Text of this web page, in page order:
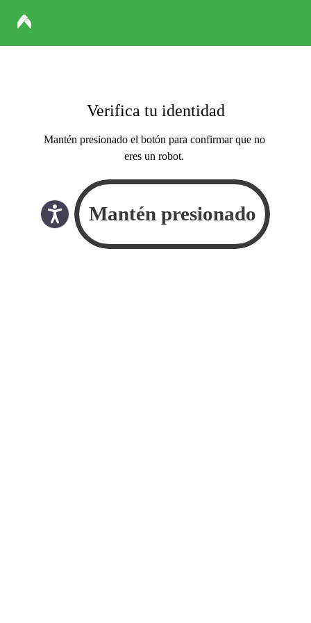
Verifica tu identidad
Mantén presionado el botón para confirmar que no
eres un robot.